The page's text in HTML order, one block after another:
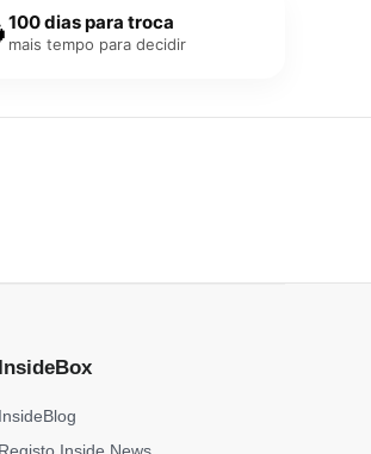
100 dias para troca
mais tempo para decidir
InsideBox
InsideBlog
Registo Inside News